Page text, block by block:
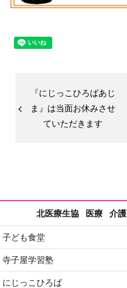
『にじっこひろばあじ
ま』は当面お休みさせ
ていただきます
北医療生協 医療 介護
子ども食堂
寺子屋学習塾
にじっこひろば